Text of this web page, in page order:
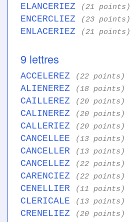
ELANCERIEZ (21 points)
ENCERCLIEZ (23 points)
ENLACERIEZ (21 points)
9 lettres
ACCELEREZ (22 points)
ALIENEREZ (18 points)
CAILLEREZ (20 points)
CALINEREZ (20 points)
CALLERIEZ (20 points)
CANCELLEE (13 points)
CANCELLER (13 points)
CANCELLEZ (22 points)
CARENCIEZ (22 points)
CENELLIER (11 points)
CLERICALE (13 points)
CRENELIEZ (20 points)